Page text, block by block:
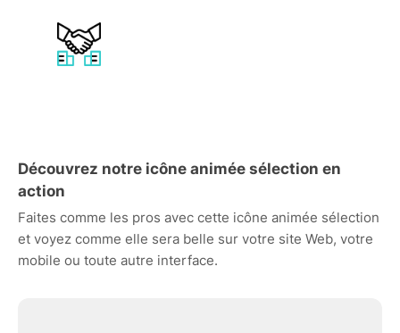
Découvrez notre icône animée sélection en
action
Faites comme les pros avec cette icône animée sélection
et voyez comme elle sera belle sur votre site Web, votre
mobile ou toute autre interface.